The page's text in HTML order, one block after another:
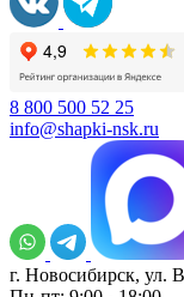
8 800 500 52 25
info@shapki-nsk.ru
г. Новосибирск, ул.